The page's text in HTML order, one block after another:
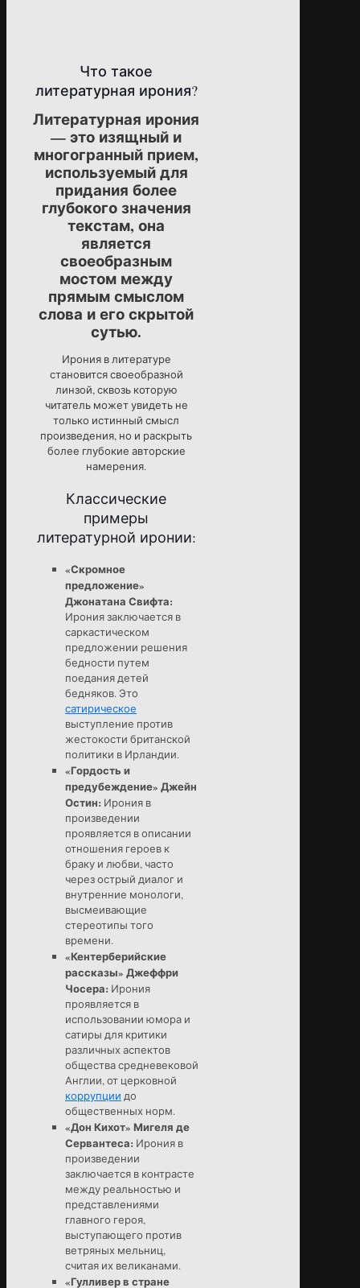
Что такое
литературная ирония?
Литературная ирония
— это изящный и
многогранный прием,
используемый для
придания более
глубокого значения
текстам, она
является
своеобразным
мостом между
прямым смыслом
слова и его скрытой
сутью.
Ирония в литературе
становится своеобразной
линзой, сквозь которую
читатель может увидеть не
только истинный смысл
произведения, но и раскрыть
более глубокие авторские
намерения.
Классические
примеры
литературной иронии:
«Скромное
предложение»
Джонатана Свифта:
Ирония заключается в
саркастическом
предложении решения
бедности путем
поедания детей
бедняков. Это
сатирическое
выступление против
жестокости британской
политики в Ирландии.
«Гордость и
предубеждение» Джейн
Остин: Ирония в
произведении
проявляется в описании
отношения героев к
браку и любви, часто
через острый диалог и
внутренние монологи,
высмеивающие
стереотипы того
времени.
«Кентерберийские
рассказы» Джеффри
Чосера: Ирония
проявляется в
использовании юмора и
сатиры для критики
различных аспектов
общества средневековой
Англии, от церковной
коррупции до
общественных норм.
«Дон Кихот» Мигеля де
Сервантеса: Ирония в
произведении
заключается в контрасте
между реальностью и
представлениями
главного героя,
выступающего против
ветряных мельниц,
считая их великанами.
«Гулливер в стране